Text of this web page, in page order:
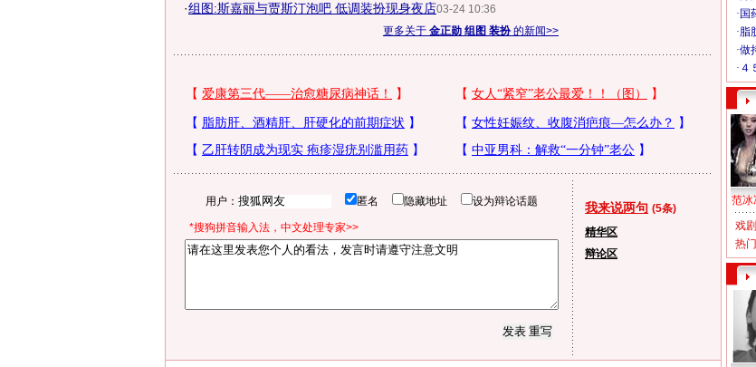
·组图:斯嘉丽与贾斯汀泡吧 低调装扮现身夜店03-24 10:36
更多关于 金正勋 组图 装扮的新闻>>
用户： 匿名 隐藏地址 设为辩论话题
*搜狗拼音输入法，中文处理专家>>
我来说两句 (5条)
精华区
辩论区
范冰
戏
热